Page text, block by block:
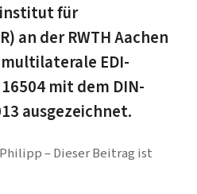
für
an der RWTH Aachen
EDI-
mit dem DIN-
ausgezeichnet.
Dieser Beitrag ist